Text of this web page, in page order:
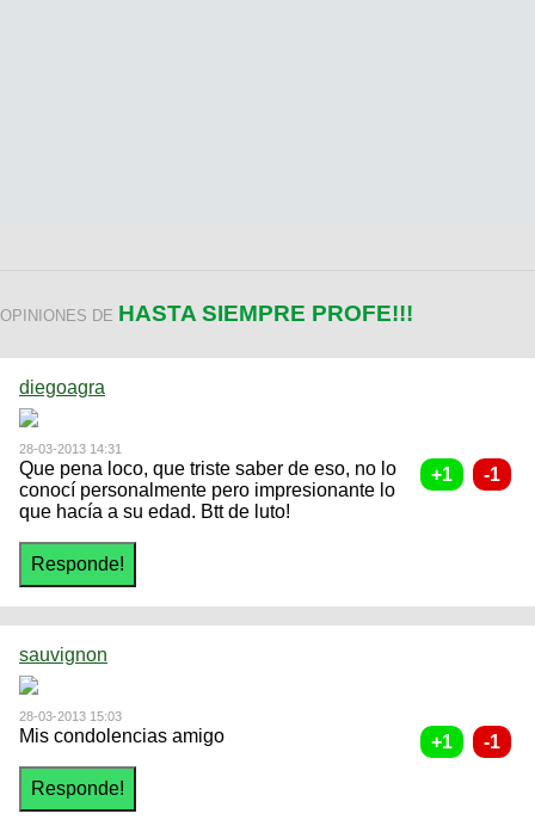
OPINIONES DE HASTA SIEMPRE PROFE!!!
diegoagra
28-03-2013 14:31
Que pena loco, que triste saber de eso, no lo
conocí personalmente pero impresionante lo
que hacía a su edad. Btt de luto!
sauvignon
28-03-2013 15:03
Mis condolencias amigo